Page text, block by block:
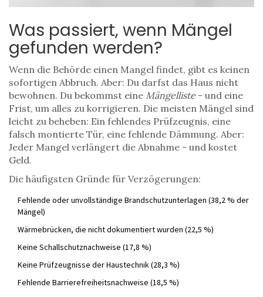
Was passiert, wenn Mängel
gefunden werden?
Wenn die Behörde einen Mangel findet, gibt es keinen
sofortigen Abbruch. Aber: Du darfst das Haus nicht
bewohnen. Du bekommst eine Mängelliste- und eine
Frist, um alles zu korrigieren. Die meisten Mängel sind
leicht zu beheben: Ein fehlendes Prüfzeugnis, eine
falsch montierte Tür, eine fehlende Dämmung. Aber:
Jeder Mangel verlängert die Abnahme - und kostet
Geld.
Die häufigsten Gründe für Verzögerungen:
Fehlende oder unvollständige Brandschutzunterlagen (38,2 % der
Mängel)
Wärmebrücken, die nicht dokumentiert wurden (22,5 %)
Keine Schallschutznachweise (17,8 %)
Keine Prüfzeugnisse der Haustechnik (28,3 %)
Fehlende Barrierefreiheitsnachweise (18,5 %)